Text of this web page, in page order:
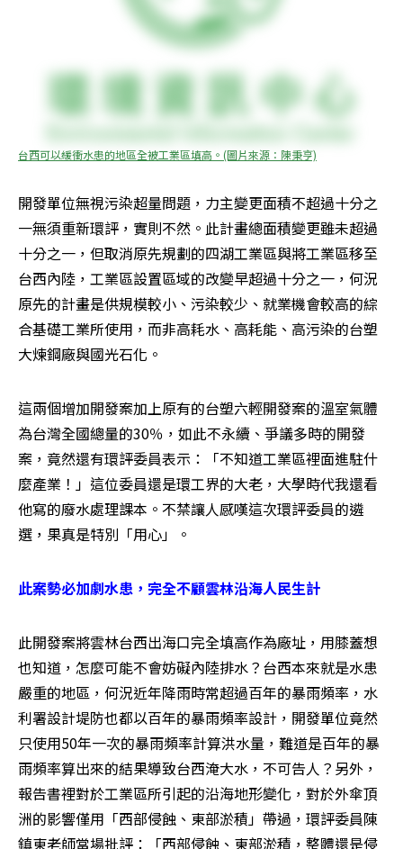
台西可以緩衝水患的地區全被工業區填高。(圖片來源：陳秉亨)
開發單位無視污染超量問題，力主變更面積不超過十分之
一無須重新環評，實則不然。此計畫總面積變更雖未超過
十分之一，但取消原先規劃的四湖工業區與將工業區移至
台西內陸，工業區設置區域的改變早超過十分之一，何況
原先的計畫是供規模較小、污染較少、就業機會較高的綜
合基礎工業所使用，而非高耗水、高耗能、高污染的台塑
大煉鋼廠與國光石化。
這兩個增加開發案加上原有的台塑六輕開發案的溫室氣體
為台灣全國總量的30％，如此不永續、爭議多時的開發
案，竟然還有環評委員表示：「不知道工業區裡面進駐什
麼產業！」這位委員還是環工界的大老，大學時代我還看
他寫的廢水處理課本。不禁讓人感嘆這次環評委員的遴
選，果真是特別「用心」。
此案勢必加劇水患，完全不顧雲林沿海人民生計
此開發案將雲林台西出海口完全填高作為廠址，用膝蓋想
也知道，怎麼可能不會妨礙內陸排水？台西本來就是水患
嚴重的地區，何況近年降雨時常超過百年的暴雨頻率，水
利署設計堤防也都以百年的暴雨頻率設計，開發單位竟然
只使用50年一次的暴雨頻率計算洪水量，難道是百年的暴
雨頻率算出來的結果導致台西淹大水，不可告人？另外，
報告書裡對於工業區所引起的沿海地形變化，對於外傘頂
洲的影響僅用「西部侵蝕、東部淤積」帶過，環評委員陳
鎮東老師當場批評：「西部侵蝕、東部淤積，整體還是侵